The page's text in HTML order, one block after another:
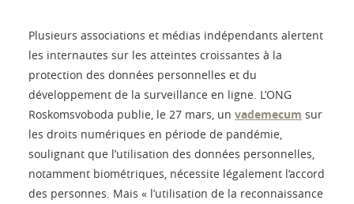
Plusieurs associations et médias indépendants alertent
les internautes sur les atteintes croissantes à la
protection des données personnelles et du
développement de la surveillance en ligne. L’ONG
Roskomsvoboda publie, le 27 mars, un vademecum sur
les droits numériques en période de pandémie,
soulignant que l’utilisation des données personnelles,
notamment biométriques, nécessite légalement l’accord
des personnes. Mais « l’utilisation de la reconnaissance